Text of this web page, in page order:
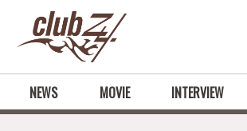
NEWS MOVIE INTERVIEW